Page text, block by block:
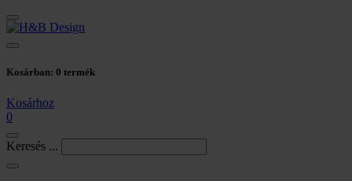
Kosárban: 0 termék
Kosárhoz
0
Keresés ...